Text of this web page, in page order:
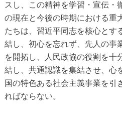
スし、この精神を学習・宣伝・
の現在と今後の時期における重
たちは、習近平同志を核心とす
結し、初心を忘れず、先人の事
を開拓し、人民政協の役割を十
結し、共通認識を集結させ、心
国の特色ある社会主義事業を引
ればならない。